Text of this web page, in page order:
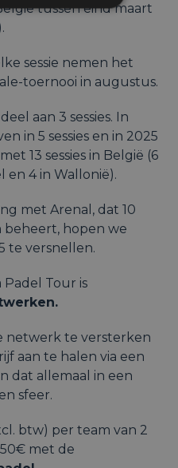
tussen eind maart
sessie nemen het
toernooi in augustus.
aan 3 sessies. In
in 5 sessies en in 2025
13 sessies in België (6
en 4 in Wallonië).
met Arenal, dat 10
beheert, hopen we
te versnellen.
Tour is
netwerk te versterken
aan te halen via een
dat allemaal in een
sfeer.
btw) per team van 2
met de